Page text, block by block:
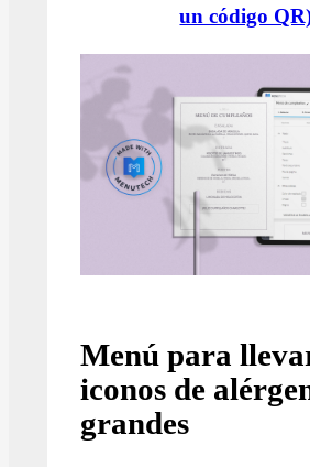
un código
Menú para
iconos de
grandes